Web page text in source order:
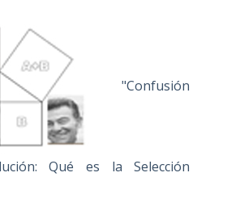
"Confusión
Qué es la Selección